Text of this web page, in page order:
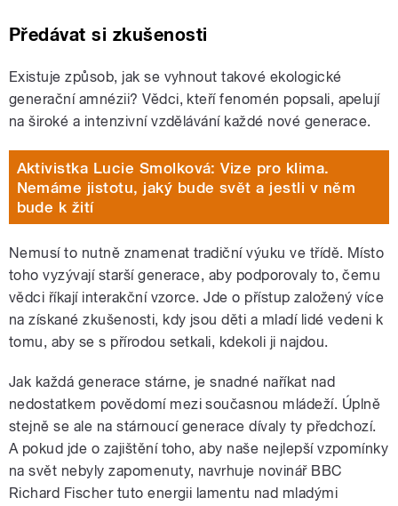
Předávat si zkušenosti
Existuje způsob, jak se vyhnout takové ekologické
generační amnézii? Vědci, kteří fenomén popsali, apelují
na široké a intenzivní vzdělávání každé nové generace.
Aktivistka Lucie Smolková: Vize pro klima.
Nemáme jistotu, jaký bude svět a jestli v něm
bude k žití
Nemusí to nutně znamenat tradiční výuku ve třídě. Místo
toho vyzývají starší generace, aby podporovaly to, čemu
vědci říkají interakční vzorce. Jde o přístup založený více
na získané zkušenosti, kdy jsou děti a mladí lidé vedeni k
tomu, aby se s přírodou setkali, kdekoli ji najdou.
Jak každá generace stárne, je snadné naříkat nad
nedostatkem povědomí mezi současnou mládeží. Úplně
stejně se ale na stárnoucí generace dívaly ty předchozí.
A pokud jde o zajištění toho, aby naše nejlepší vzpomínky
na svět nebyly zapomenuty, navrhuje novinář BBC
Richard Fischer tuto energii lamentu nad mladými